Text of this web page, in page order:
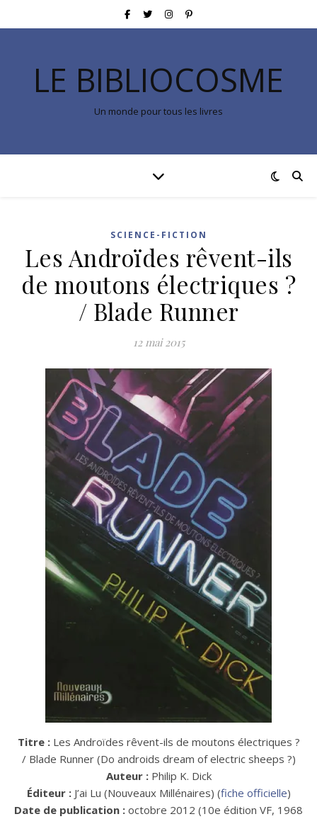
LE BIBLIOCOSME
Un monde pour tous les livres
SCIENCE-FICTION
Les Androïdes rêvent-ils
de moutons électriques ?
/ Blade Runner
12 mai 2015
Titre : Les Androïdes rêvent-ils de moutons électriques ?
/ Blade Runner (Do androids dream of electric sheeps ?)
Auteur : Philip K. Dick
Éditeur : J’ai Lu (Nouveaux Millénaires) (fiche officielle)
Date de publication : octobre 2012 (10e édition VF, 1968